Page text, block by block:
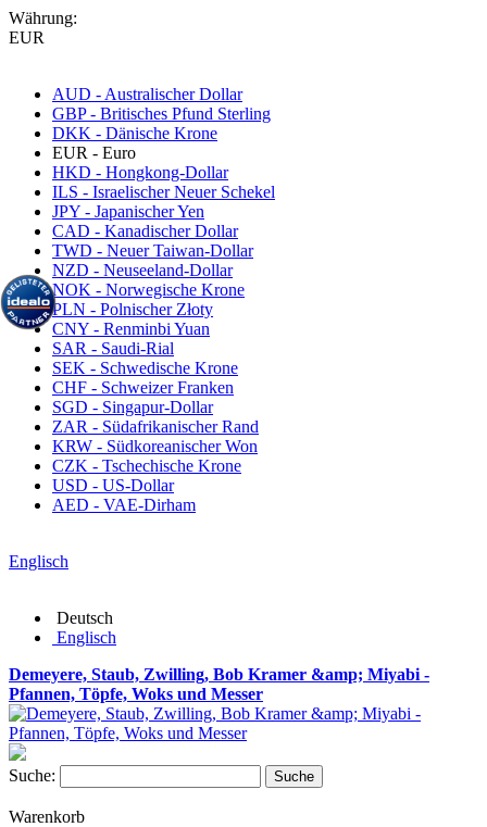
Währung:
EUR
AUD - Australischer Dollar
GBP - Britisches Pfund Sterling
DKK - Dänische Krone
EUR - Euro
HKD - Hongkong-Dollar
ILS - Israelischer Neuer Schekel
JPY - Japanischer Yen
CAD - Kanadischer Dollar
TWD - Neuer Taiwan-Dollar
NZD - Neuseeland-Dollar
NOK - Norwegische Krone
PLN - Polnischer Złoty
CNY - Renminbi Yuan
SAR - Saudi-Rial
SEK - Schwedische Krone
CHF - Schweizer Franken
SGD - Singapur-Dollar
ZAR - Südafrikanischer Rand
KRW - Südkoreanischer Won
CZK - Tschechische Krone
USD - US-Dollar
AED - VAE-Dirham
Englisch
Deutsch
Englisch
Demeyere, Staub, Zwilling, Bob Kramer &amp; Miyabi -
Pfannen, Töpfe, Woks und Messer
Suche: Suche
Warenkorb